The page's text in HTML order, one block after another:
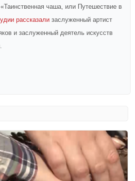
чаша, или Путешествие в
рассказали заслуженный артист
и заслуженный деятель искусств